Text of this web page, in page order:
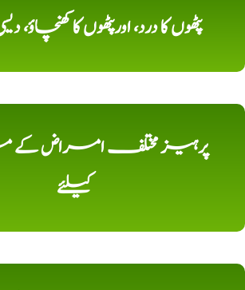
پٹھوں کا درد، اورپٹھوں کا
پرہیز مختلف امراض کے
کیلئے